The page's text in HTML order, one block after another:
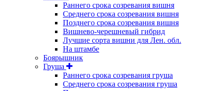
Раннего срока созревания вишня
Среднего срока созревания вишня
Позднего срока созревания вишня
Вишнево-черешневый гибрид
Лучшие сорта вишни для Лен. обл.
На штамбе
Боярышник
Груша
Раннего срока созревания груша
Среднего срока созревания груша